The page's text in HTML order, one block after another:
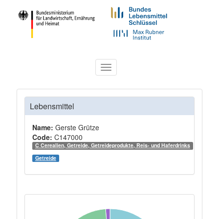
Toggle
navigation
Lebensmittel
Name: Gerste Grütze
Code: C147000
C Cerealien, Getreide, Getreideprodukte, Reis- und Haferdrinks
Getreide